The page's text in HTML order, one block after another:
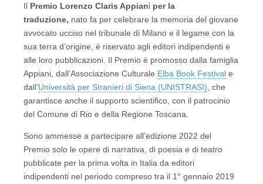
Il Premio Lorenzo Claris Appiani per la
traduzione, nato fa per celebrare la memoria del giovane
avvocato ucciso nel tribunale di Milano e il legame con la
sua terra d’origine, è riservato agli editori indipendenti e
alle loro pubblicazioni. Il Premio è promosso dalla famiglia
Appiani, dall’Associazione Culturale Elba Book Festival e
dall’Università per Stranieri di Siena (UNISTRASI) , che
garantisce anche il supporto scientifico, con il patrocinio
del Comune di Rio e della Regione Toscana.
Sono ammesse a partecipare all’edizione 2022 del
Premio solo le opere di narrativa, di poesia e di teatro
pubblicate per la prima volta in Italia da editori
indipendenti nel periodo compreso tra il 1° gennaio 2019